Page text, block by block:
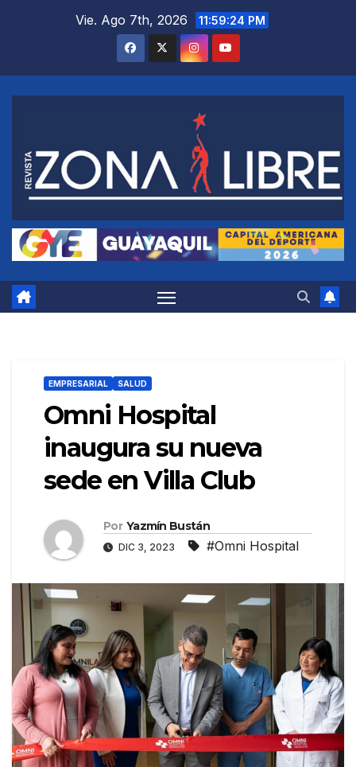
Vie. Ago 7th, 2026 11:59:25 PM
EMPRESARIAL SALUD
Omni Hospital
inaugura su nueva
sede en Villa Club
Por Yazmín Bustán
DIC 3, 2023 #Omni Hospital